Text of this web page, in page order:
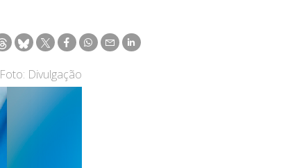
Foto: Divulgação